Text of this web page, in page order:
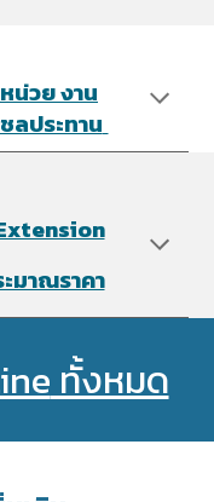
น่วย ​งาน
ลประทาน
มาณราคา
ทั้งหมด